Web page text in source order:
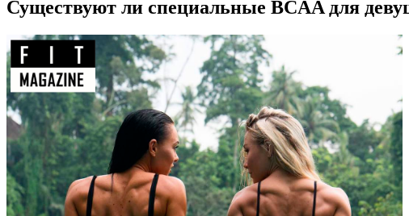
Существуют ли специальные BCAA для